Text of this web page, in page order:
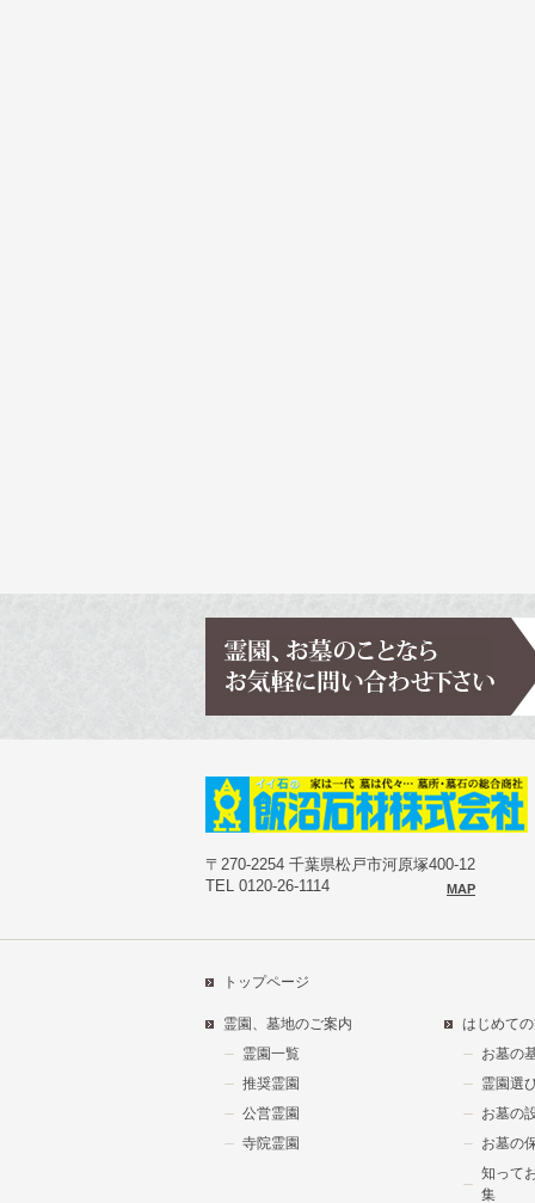
〒270-2254 千葉県松戸市河原塚400-12
TEL 0120-26-1114
MAP
トップページ
霊園、墓地のご案内
霊園一覧
推奨霊園
公営霊園
寺院霊園
はじめて
お墓の
霊園選
お墓の
お墓の
知って
集